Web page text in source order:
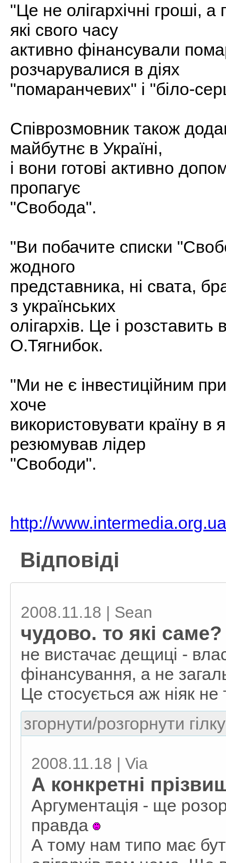
"Це не олігархічні гроші,
які свого часу
активно фінансували
розчарувалися в діях
"помаранчевих" і "біло-
Співрозмовник також
майбутнє в Україні,
і вони готові активно
пропагує
"Свобода".
"Ви побачите списки
жодного
представника, ні свата,
з українських
олігархів. Це і розставить
О.Тягнибок.
"Ми не є інвестиційним
хоче
використовувати країну в
резюмував лідер
"Свободи".
http://
Відповіді
2008.11.18 | Sean
чудово. то які саме?
не вистачає дещиці -
фінансування, а не
Це стосується аж ніяк не
згорнути/розгорнути
2008.11.18 | Via
А конкретні
Аргументація - ще
правда
А тому нам типо має